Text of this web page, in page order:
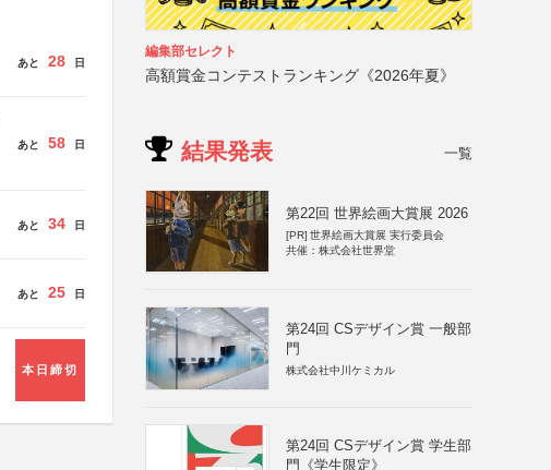
あと 28 日
あと 58 日
あと 34 日
あと 25 日
本日締切
編集部セレクト
高額賞金コンテストランキング《2026年夏》
結果発表 一覧
第22回 世界絵画大賞展 2026
[PR] 世界絵画大賞展 実行委員会
共催：株式会社世界堂
第24回 CSデザイン賞 一般部
門
株式会社中川ケミカル
第24回 CSデザイン賞 学生部
門《学生限定》